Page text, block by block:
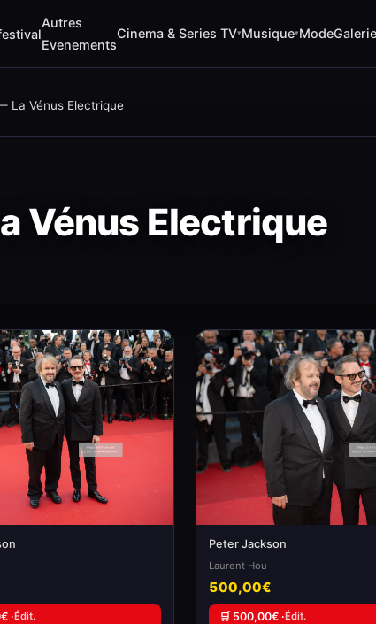
Autres
Evenements
Cinema & Series TV▾Musique▾Mode
La Vénus Electrique
Vénus Electrique
·Édit.
Peter Jackson
Laurent Hou
500,00€
🛒 500,00€ ·Édit.